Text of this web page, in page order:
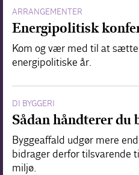
ARRANGEMENTER
Energipolitisk
Kom og vær med til at
energipolitiske år.
DI BYGGERI
Sådan håndterer du
Byggeaffald udgør mere
bidrager derfor tilsvarende
miljø.